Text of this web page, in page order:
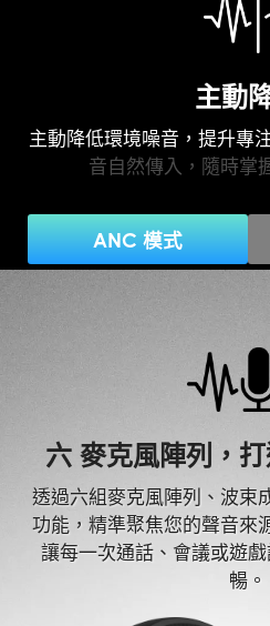
主動
主動降低環境噪音，提升專
音自然傳入，隨時掌
ANC 模式
六 麥克風陣列，
透過六組麥克風陣列、波束
功能，精準聚焦您的聲音來
讓每一次通話、會議或遊
暢。